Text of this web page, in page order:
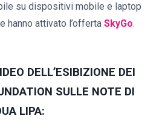
su dispositivi mobile e laptop
hanno attivato l’offerta SkyGo.
DELL’ESIBIZIONE DEI
SULLE NOTE DI
LIPA: